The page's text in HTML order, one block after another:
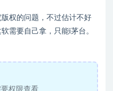
版权的问题，不过估计不好
需要自己拿，只能i茅台。
权限查看